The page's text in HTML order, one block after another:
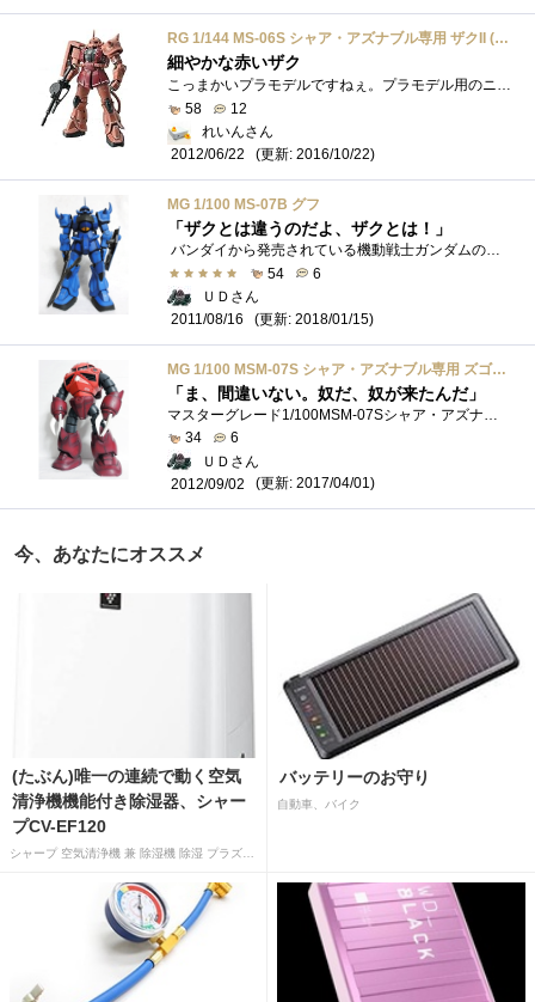
RG 1/144 MS-06S シャア・アズナブル専用 ザクII (機動戦士ガンダム)
細やかな赤いザク
こっまかいプラモデルですねぇ。プラモデル用のニッパーとか工具がないと、イライラするぐらいライナーから取り外すのに苦労します。それで�...
58
12
れいんさん
2012/06/22
(更新: 2016/10/22)
MG 1/100 MS-07B グフ
「ザクとは違うのだよ、ザクとは！」
54
6
ＵＤさん
2011/08/16
(更新: 2018/01/15)
MG 1/100 MSM-07S シャア・アズナブル専用 ズゴック (機動戦士ガンダム)
「ま、間違いない。奴だ、奴が来たんだ」
34
6
ＵＤさん
2012/09/02
(更新: 2017/04/01)
今、あなたにオススメ
(たぶん)唯一の連続で動く空気
清浄機機能付き除湿器、シャー
プCV-EF120
シャープ 空気清浄機 兼 除湿機 除湿 プラズマクラスター 7000 除湿 12L 空気清浄 15畳 ホワイト CV-EF120-W
バッテリーのお守り
自動車、バイク